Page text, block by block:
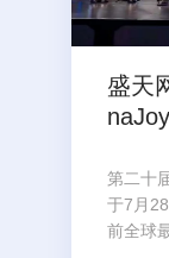
盛天
naJoy
第二十
于7月
前全球